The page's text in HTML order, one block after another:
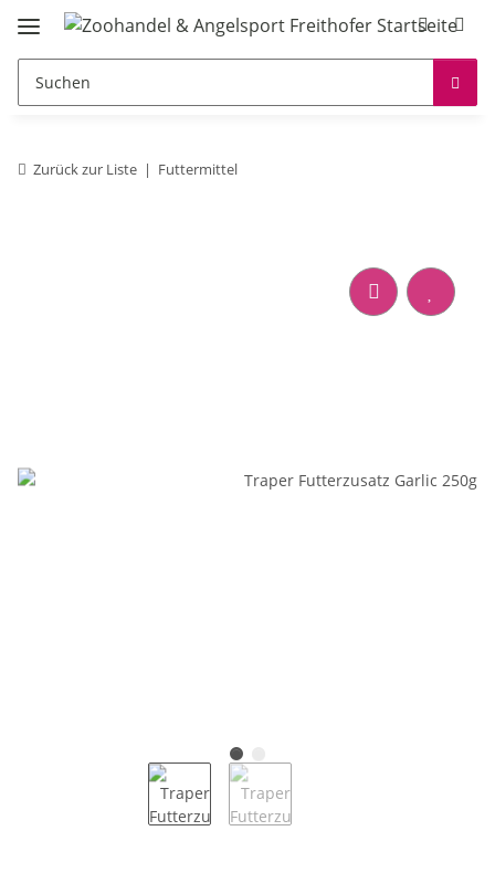
Zurück zur Liste Futtermittel